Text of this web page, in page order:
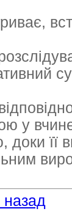
у
доки її
назад